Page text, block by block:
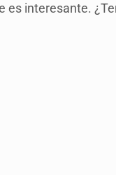
es interesante.